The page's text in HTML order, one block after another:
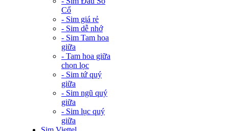
Cổ
- Sim giá rẻ
- Sim dễ nhớ
- Sim Tam hoa
giữa
- Tam hoa giữa
chọn lọc
- Sim tứ quý
giữa
- Sim ngũ quý
giữa
- Sim lục quý
giữa